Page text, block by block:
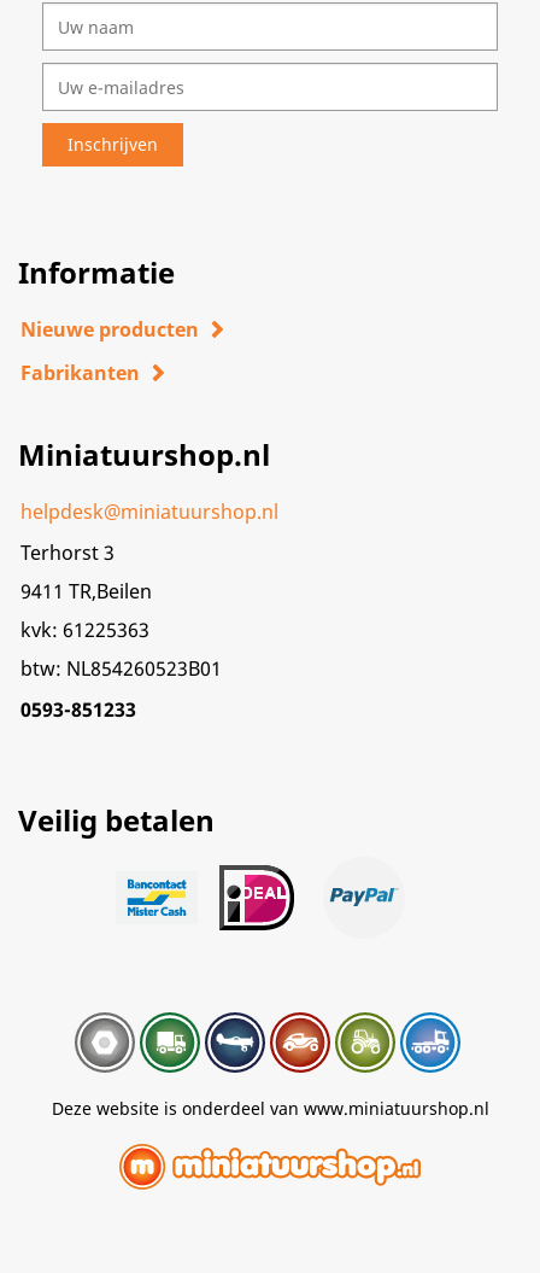
Informatie
Nieuwe producten
Fabrikanten
Miniatuurshop.nl
helpdesk@miniatuurshop.nl
Terhorst 3
9411 TR,Beilen
kvk: 61225363
btw: NL854260523B01
0593-851233
Veilig betalen
Deze website is onderdeel van www.miniatuurshop.nl